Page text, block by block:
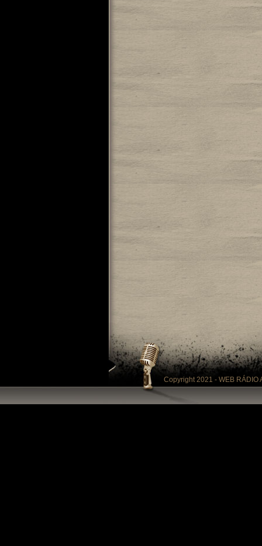
Copyright 2021 - WEB RÁDIO